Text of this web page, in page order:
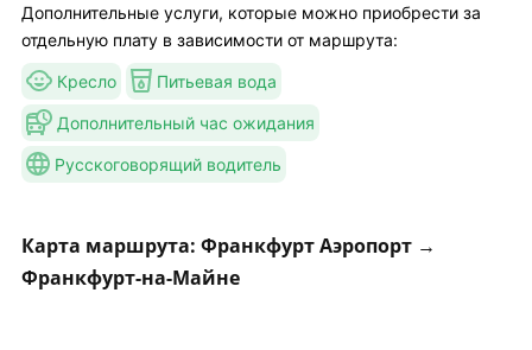
Дополнительные услуги, которые можно приобрести за
отдельную плату в зависимости от маршрута:
Кресло Питьевая вода
Дополнительный час ожидания
Русскоговорящий водитель
Карта маршрута: Франкфурт Аэропорт →
Франкфурт-на-Майне